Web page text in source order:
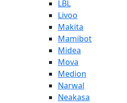
LBL
Livoo
Makita
Mamibot
Midea
Mova
Medion
Narwal
Neakasa